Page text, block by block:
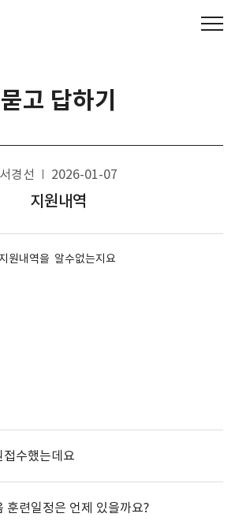
묻고 답하기
서경선 2026-01-07
지원내역
원내역을 알수없는지요
접수했는데요
훈련일정은 언제 있을까요?